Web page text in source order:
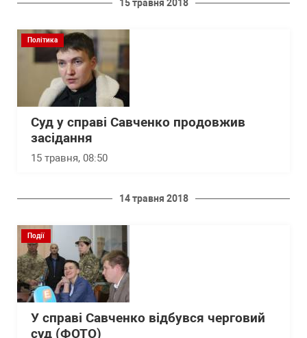
15 травня 2018
Політика
Суд у справі Савченко продовжив
засідання
15 травня, 08:50
14 травня 2018
Події
У справі Савченко відбувся черговий
суд (ФОТО)